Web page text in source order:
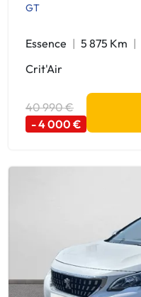
GT
Essence 5 875 Km
Crit'Air
40 990 €
- 4 000 €